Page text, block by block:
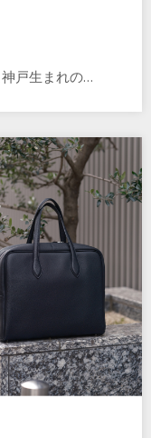
戸生まれの…